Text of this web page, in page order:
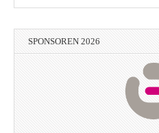
SPONSOREN 2026